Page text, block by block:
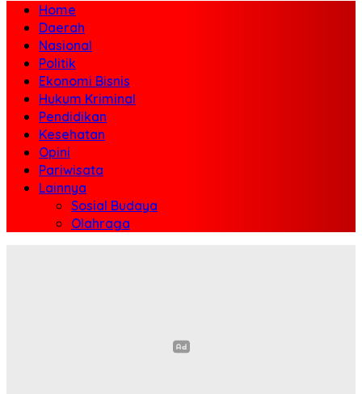
Home
Daerah
Nasional
Politik
Ekonomi Bisnis
Hukum Kriminal
Pendidikan
Kesehatan
Opini
Pariwisata
Lainnya
Sosial Budaya
Olahraga